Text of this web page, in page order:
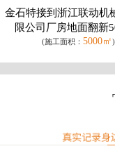
金石特接到浙江联动机
限公司厂房地面翻新
(施工面积： 5000㎡)